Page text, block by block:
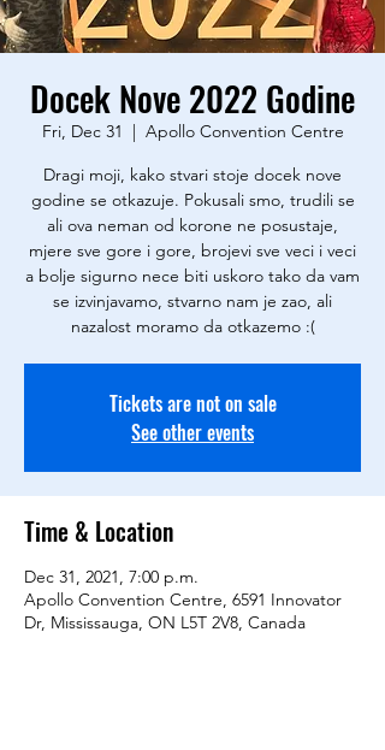
Docek Nove 2022 Godine
Fri, Dec 31
  |
Apollo Convention Centre
Dragi moji, kako stvari stoje docek nove
godine se otkazuje. Pokusali smo, trudili se
ali ova neman od korone ne posustaje,
mjere sve gore i gore, brojevi sve veci i veci
a bolje sigurno nece biti uskoro tako da vam
se izvinjavamo, stvarno nam je zao, ali
nazalost moramo da otkazemo :(
Tickets are not on sale
See other events
Time & Location
Dec 31, 2021, 7:00 p.m.
Apollo Convention Centre, 6591 Innovator
Dr, Mississauga, ON L5T 2V8, Canada